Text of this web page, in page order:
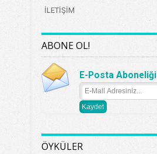
İLETİŞİM
ABONE OL!
E-Posta Aboneliği
ÖYKÜLER